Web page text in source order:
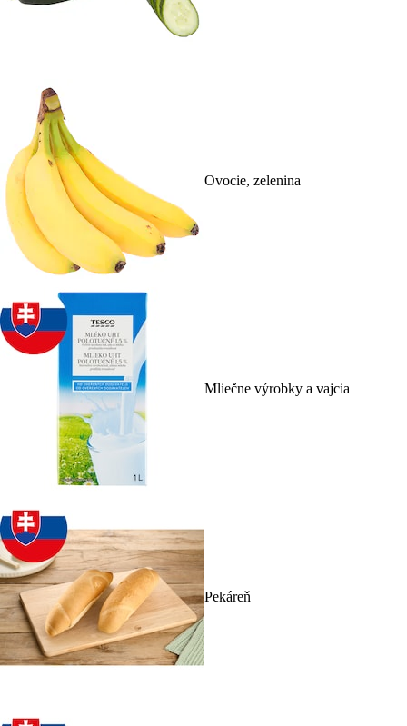
Ovocie, zelenina
Mliečne výrobky a vajcia
Pekáreň